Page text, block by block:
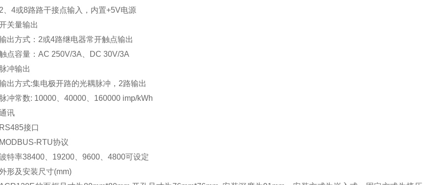
或8路路干接点输入，内置+5V电源
量输出
方式：2或4路继电器常开触点输出
容量：AC 250V/3A、DC 30V/3A
输出
方式:集电极开路的光耦脉冲，2路输出
常数: 10000、40000、160000 imp/kWh
接口
RTU协议
率38400、19200、9600、4800可设定
及安装尺寸(mm)